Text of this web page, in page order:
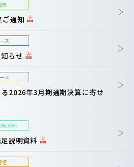
会
ご通知
ス
らせ
ス
2026年3月期通期決算に寄せ
明資料
説明資料
信